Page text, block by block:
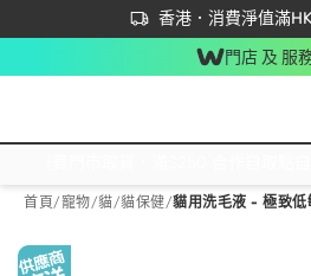
香港．消費淨值滿
立即成為易賞錢會員
首次APP下單買滿$450 輸
門店 及 服
首頁/寵物/貓/貓保健/貓用洗毛液 - 極致